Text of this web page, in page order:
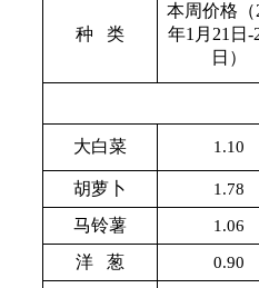
种 类
本周价格（
年1月21日-
日）
大白菜 1.10
胡萝卜 1.78
马铃薯 1.06
洋 葱 0.90